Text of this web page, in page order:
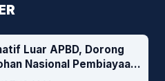
Luar APBD, Dorong
Nasional Pembiayaan